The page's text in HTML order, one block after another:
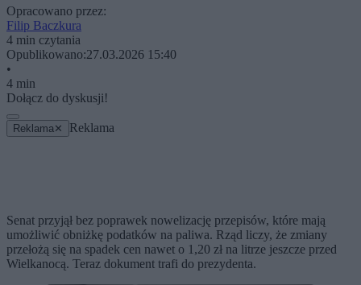
Opracowano przez:
Filip Baczkura
4 min czytania
Opublikowano:27.03.2026 15:40
•
4 min
Dołącz do dyskusji!
Reklama ✕ Reklama
Senat przyjął bez poprawek nowelizację przepisów, które mają
umożliwić obniżkę podatków na paliwa. Rząd liczy, że zmiany
przełożą się na spadek cen nawet o 1,20 zł na litrze jeszcze przed
Wielkanocą. Teraz dokument trafi do prezydenta.